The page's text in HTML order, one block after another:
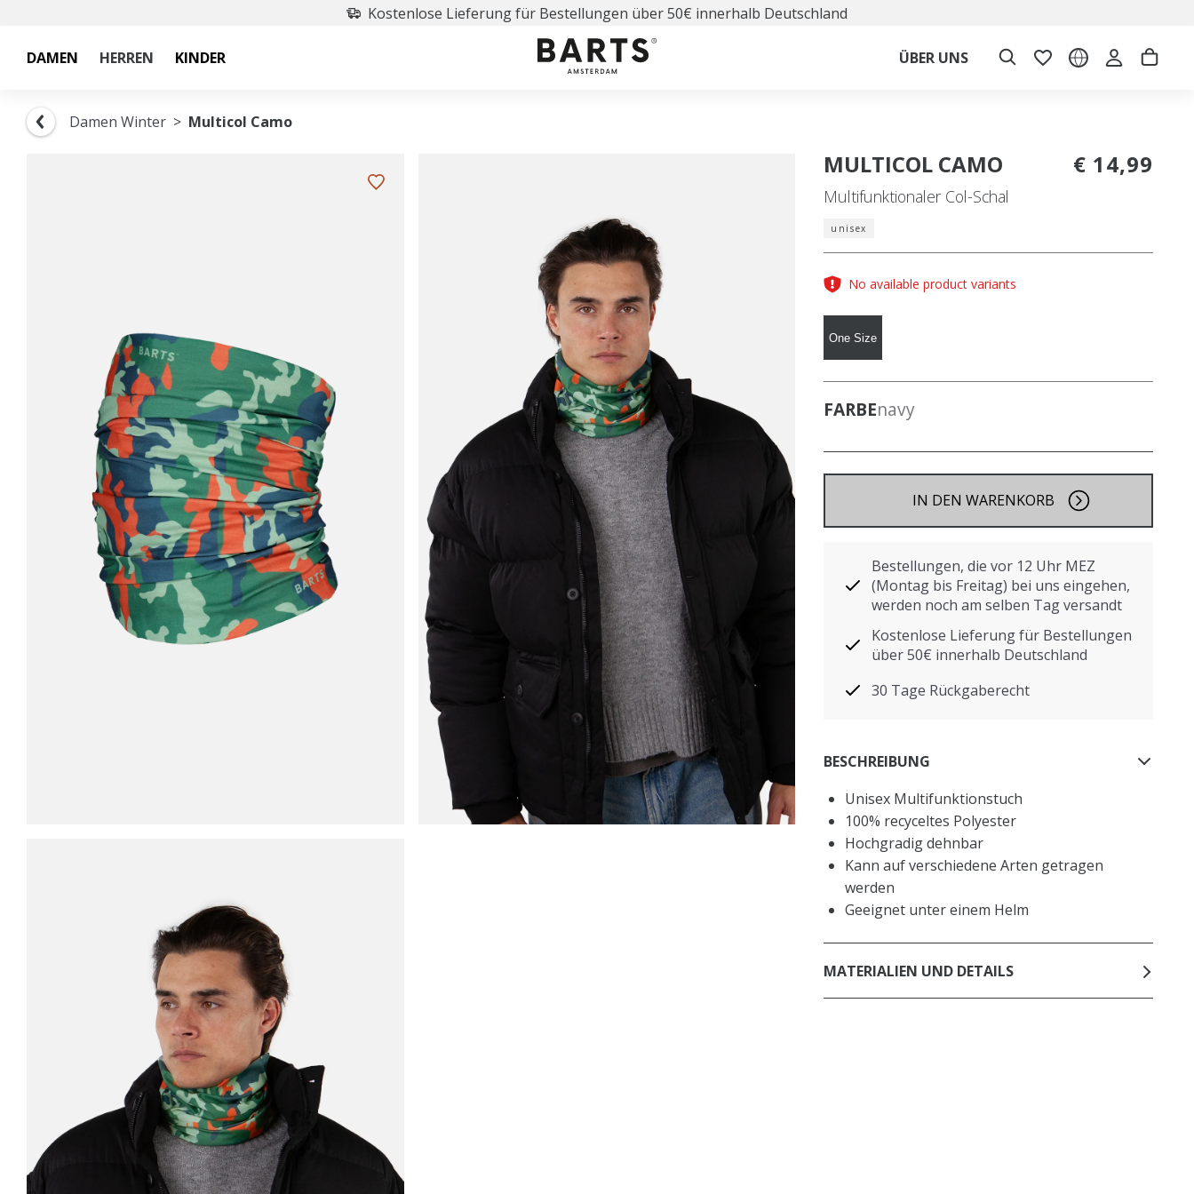
Kostenlose Lieferung für Bestellungen über 50€ innerhalb Deutschland
DAMEN HERREN KINDER ÜBER UNS
Damen Winter Multicol Camo
MULTICOL CAMO
Multifunktionaler Col-Schal
€ 14,99
unisex
No available product variants
One Size
FARBEnavy
IN DEN WARENKORB
Bestellungen, die vor 12 Uhr MEZ
(Montag bis Freitag) bei uns eingehen,
werden noch am selben Tag versandt
Kostenlose Lieferung für Bestellungen
über 50€ innerhalb Deutschland
30 Tage Rückgaberecht
BESCHREIBUNG
Unisex Multifunktionstuch
100% recyceltes Polyester
Hochgradig dehnbar
Kann auf verschiedene Arten getragen
werden
Geeignet unter einem Helm
MATERIALIEN UND DETAILS